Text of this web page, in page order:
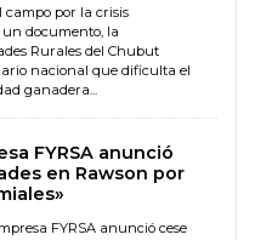
campo por la crisis
documento, la
Rurales del Chubut
nacional que dificulta el
ganadera...
FYRSA anunció
en Rawson por
FYRSA anunció cese